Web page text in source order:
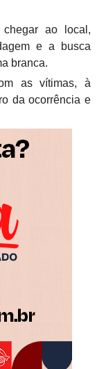
ao local,
e a busca
branca.
as vítimas, à
da ocorrência e